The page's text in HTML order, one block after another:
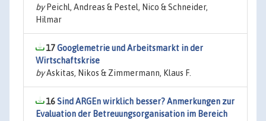
byPeichl, Andreas & Pestel, Nico & Schneider,
Hilmar
17Googlemetrie und Arbeitsmarkt in der
Wirtschaftskrise
byAskitas, Nikos & Zimmermann, Klaus F.
16Sind ARGEn wirklich besser? Anmerkungen zur
Evaluation der Betreuungsorganisation im Bereich